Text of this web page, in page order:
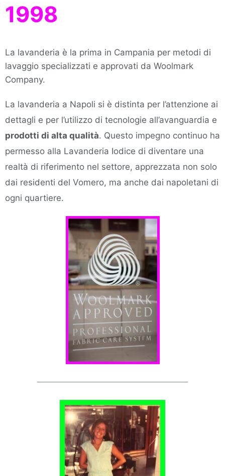
1998
La lavanderia è la prima in Campania per metodi di
lavaggio specializzati e approvati da Woolmark
Company.
La lavanderia a Napoli si è distinta per l’attenzione ai
dettagli e per l’utilizzo di tecnologie all’avanguardia e
prodotti di alta qualità. Questo impegno continuo ha
permesso alla Lavanderia Iodice di diventare una
realtà di riferimento nel settore, apprezzata non solo
dai residenti del Vomero, ma anche dai napoletani di
ogni quartiere.